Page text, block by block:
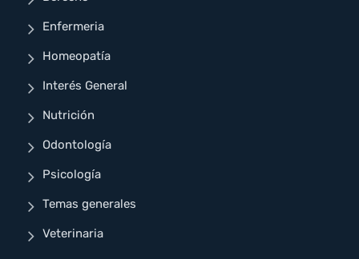
Enfermeria
Homeopatía
Interés General
Nutrición
Odontología
Psicología
Temas generales
Veterinaria